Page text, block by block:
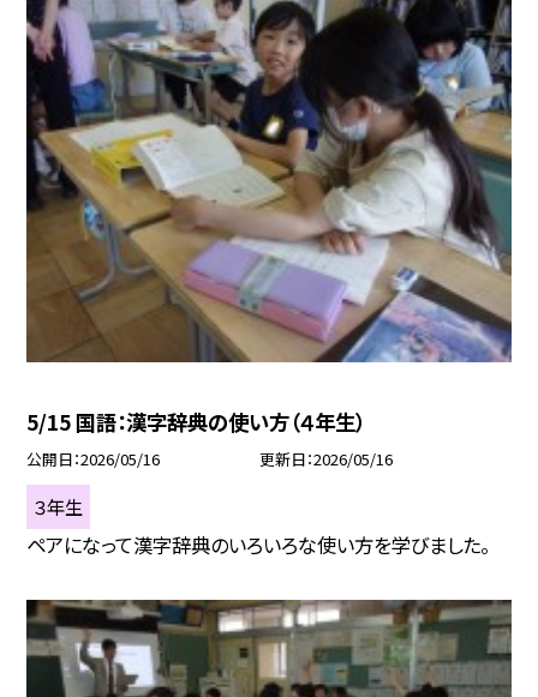
5/15 国語：漢字辞典の使い方（４年生）
公開日 2026/05/16 更新日 2026/05/16
３年生
ペアになって漢字辞典のいろいろな使い方を学びました。